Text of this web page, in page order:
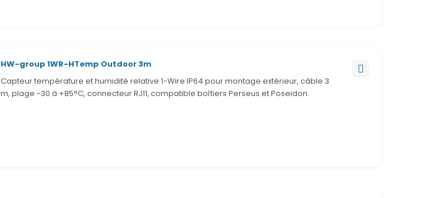
HW-group 1WR-HTemp Outdoor 3m
Capteur température et humidité relative 1-Wire IP64 pour montage extérieur, câble 3
m, plage -30 à +85°C, connecteur RJ11, compatible boîtiers Perseus et Poseidon.